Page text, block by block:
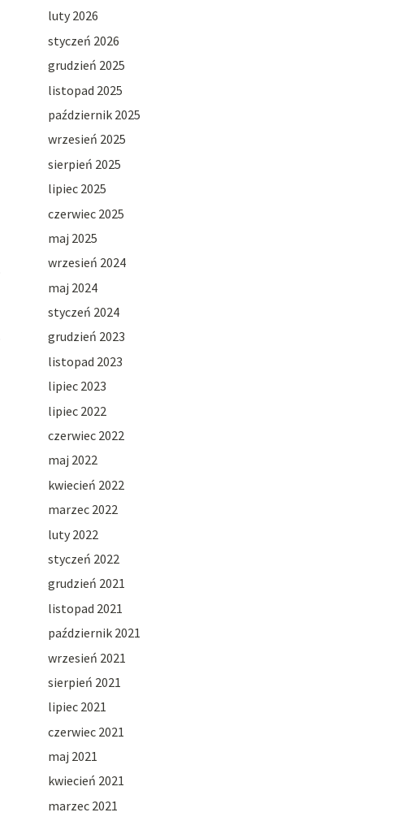
luty 2026
styczeń 2026
grudzień 2025
listopad 2025
październik 2025
wrzesień 2025
sierpień 2025
lipiec 2025
czerwiec 2025
maj 2025
wrzesień 2024
maj 2024
styczeń 2024
grudzień 2023
listopad 2023
lipiec 2023
lipiec 2022
czerwiec 2022
maj 2022
kwiecień 2022
marzec 2022
luty 2022
styczeń 2022
grudzień 2021
listopad 2021
październik 2021
wrzesień 2021
sierpień 2021
lipiec 2021
czerwiec 2021
maj 2021
kwiecień 2021
marzec 2021